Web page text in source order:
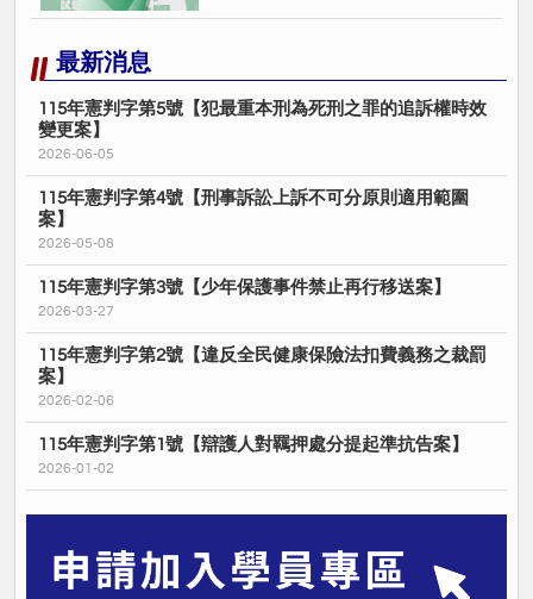
最新消息
115年憲判字第5號【犯最重本刑為死刑之罪的追訴權時效
變更案】
2026-06-05
115年憲判字第4號【刑事訴訟上訴不可分原則適用範圍
案】
2026-05-08
115年憲判字第3號【少年保護事件禁止再行移送案】
2026-03-27
115年憲判字第2號【違反全民健康保險法扣費義務之裁罰
案】
2026-02-06
115年憲判字第1號【辯護人對羈押處分提起準抗告案】
2026-01-02